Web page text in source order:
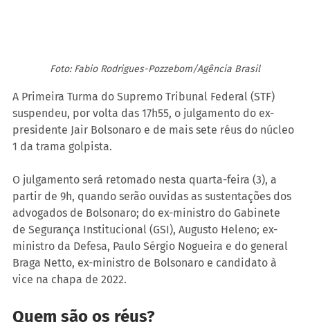
Foto: Fabio Rodrigues-Pozzebom/Agência Brasil
A Primeira Turma do Supremo Tribunal Federal (STF)
suspendeu, por volta das 17h55, o julgamento do ex-
presidente Jair Bolsonaro e de mais sete réus do núcleo
1 da trama golpista.
O julgamento será retomado nesta quarta-feira (3), a
partir de 9h, quando serão ouvidas as sustentações dos
advogados de Bolsonaro; do ex-ministro do Gabinete
de Segurança Institucional (GSI), Augusto Heleno; ex-
ministro da Defesa, Paulo Sérgio Nogueira e do general
Braga Netto, ex-ministro de Bolsonaro e candidato à
vice na chapa de 2022.
Quem são os réus?